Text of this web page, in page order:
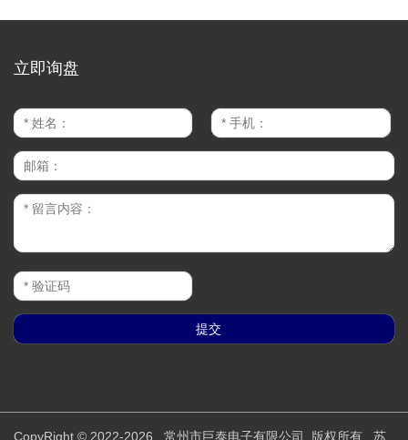
立即询盘
CopyRight © 2022-2026 常州市巨泰电子有限公司 版权所有 苏